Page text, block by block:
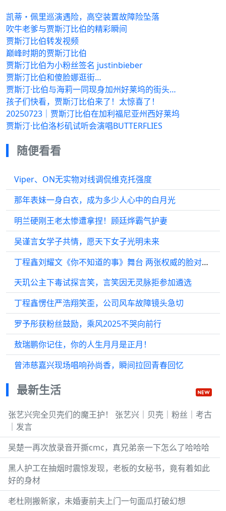
凯蒂・佩里巡演遇险，高空装置故障险坠落
吹牛老爹与贾斯汀比伯的精彩瞬间
贾斯汀比伯转发视频
巅峰时期的贾斯汀比伯
贾斯汀比伯为小粉丝签名 justinbieber
贾斯汀比伯和傻脸娜逛街…
贾斯汀·比伯与海莉一同现身加州好莱坞的街头…
孩子们快看，贾斯汀比伯来了！太惊喜了！
20250723｜贾斯汀比伯在加利福尼亚州西好莱坞
贾斯汀·比伯洛杉矶试听会演唱BUTTERFLIES
随便看看
Viper、ON无实物对线调侃维克托强度
那年表妹一身白衣，成为多少人心中的白月光
明兰硬刚王老太惨遭拿捏！顾廷烨霸气护妻
吴谨言女学子共情，愿天下女子光明未来
丁程鑫刘耀文《你不知道的事》舞台 两张权威的脸对我眼睛太好了，震撼美味
天玑公主下毒试探言笑，言笑因无灵脉拒参加遴选
丁程鑫愣住严浩翔笑歪，公司风车故障镜头急切
罗予彤获粉丝鼓励，乘风2025不哭向前行
敖瑞鹏你记住，你的人生月月是正月！
曾沛慈嘉兴现场唱响孙尚香，瞬间拉回青春回忆
最新生活
张艺兴完全贝壳们的魔王护！ 张艺兴｜贝壳｜粉丝｜考古
｜发言
吴楚一再次放录音开撕cmc，真兄弟亲一下怎么了哈哈哈
黑人护工在抽烟时震惊发现，老板的女秘书，竟有着如此
好的身材
老杜刚搬新家，未婚妻前夫上门一句面瓜打破幻想